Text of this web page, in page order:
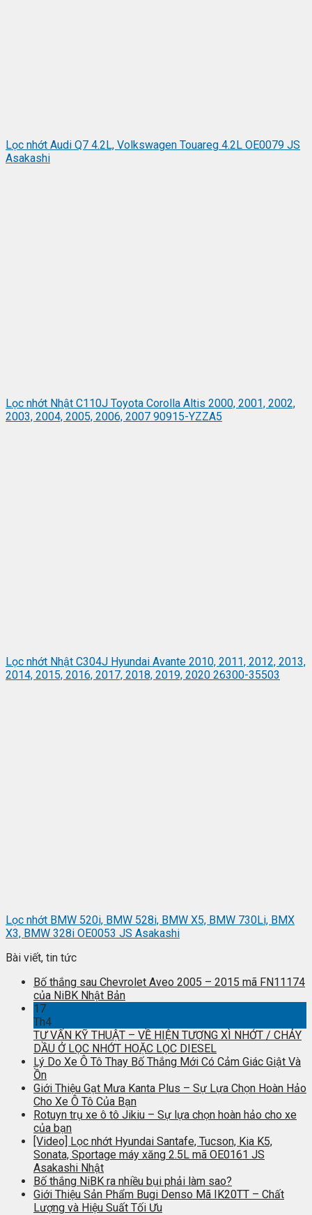
Lọc nhớt Audi Q7 4.2L, Volkswagen Touareg 4.2L OE0079 JS
Asakashi
Lọc nhớt Nhật C110J Toyota Corolla Altis 2000, 2001, 2002,
2003, 2004, 2005, 2006, 2007 90915-YZZA5
Lọc nhớt Nhật C304J Hyundai Avante 2010, 2011, 2012, 2013,
2014, 2015, 2016, 2017, 2018, 2019, 2020 26300-35503
Lọc nhớt BMW 520i, BMW 528i, BMW X5, BMW 730Li, BMX
X3, BMW 328i OE0053 JS Asakashi
Bài viết, tin tức
Bố thắng sau Chevrolet Aveo 2005 – 2015 mã FN11174
của NiBK Nhật Bản
17
Th4
TƯ VẤN KỸ THUẬT – VỀ HIỆN TƯỢNG XÌ NHỚT / CHẢY
DẦU Ở LỌC NHỚT HOẶC LỌC DIESEL
Lý Do Xe Ô Tô Thay Bố Thắng Mới Có Cảm Giác Giật Và
Ồn
Giới Thiệu Gạt Mưa Kanta Plus – Sự Lựa Chọn Hoàn Hảo
Cho Xe Ô Tô Của Bạn
Rotuyn trụ xe ô tô Jikiu – Sự lựa chọn hoàn hảo cho xe
của bạn
[Video] Lọc nhớt Hyundai Santafe, Tucson, Kia K5,
Sonata, Sportage máy xăng 2.5L mã OE0161 JS
Asakashi Nhật
Bố thắng NiBK ra nhiều bụi phải làm sao?
Giới Thiệu Sản Phẩm Bugi Denso Mã IK20TT – Chất
Lượng và Hiệu Suất Tối Ưu